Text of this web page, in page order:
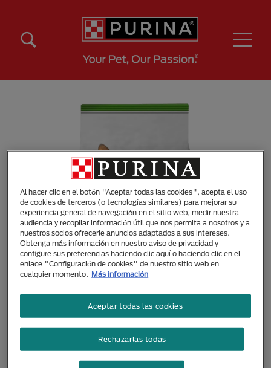
Al hacer clic en el botón "Aceptar todas las cookies", acepta el uso
de cookies de terceros (o tecnologías similares) para mejorar su
experiencia general de navegación en el sitio web, medir nuestra
audiencia y recopilar información útil que nos permita a nosotros y a
nuestros socios ofrecerle anuncios adaptados a sus intereses.
Obtenga más información en nuestro aviso de privacidad y
configure sus preferencias haciendo clic aquí o haciendo clic en el
enlace "Configuración de cookies" de nuestro sitio web en
cualquier momento.
Más información
Rechazarlas todas
Aceptar todas las cookies